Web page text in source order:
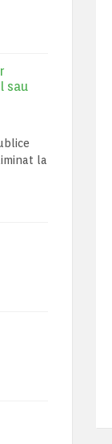
sau
la